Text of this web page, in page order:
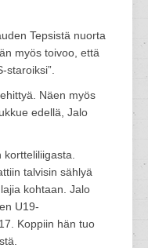
Tepsistä nuorta
myös toivoo, että
staroiksi”.
Näen myös
edellä, Jalo
talvisin sählyä
kohtaan. Jalo
U19-
Koppiin hän tuo